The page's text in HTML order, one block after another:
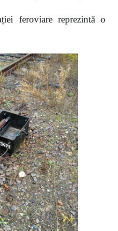
feroviare reprezintă o